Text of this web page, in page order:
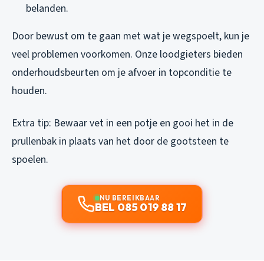
belanden.
Door bewust om te gaan met wat je wegspoelt, kun je
veel problemen voorkomen. Onze loodgieters bieden
onderhoudsbeurten om je afvoer in topconditie te
houden.
Extra tip: Bewaar vet in een potje en gooi het in de
prullenbak in plaats van het door de gootsteen te
spoelen.
NU BEREIKBAAR
BEL 085 019 88 17